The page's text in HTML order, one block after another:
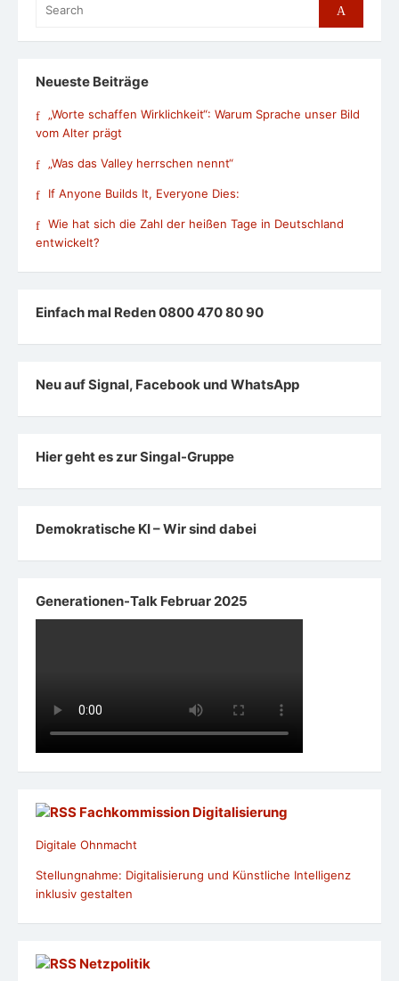
for:
Search
Neueste Beiträge
„Worte schaffen Wirklichkeit“: Warum Sprache unser Bild
vom Alter prägt
„Was das Valley herrschen nennt“
If Anyone Builds It, Everyone Dies:
Wie hat sich die Zahl der heißen Tage in Deutschland
entwickelt?
Einfach mal Reden 0800 470 80 90
Neu auf Signal, Facebook und WhatsApp
Hier geht es zur Singal-Gruppe
Demokratische KI – Wir sind dabei
Generationen-Talk Februar 2025
Fachkommission Digitalisierung
Digitale Ohnmacht
Stellungnahme: Digitalisierung und Künstliche Intelligenz
inklusiv gestalten
Netzpolitik